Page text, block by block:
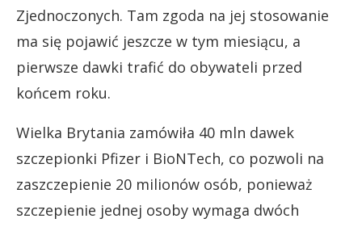
Zjednoczonych. Tam zgoda na jej stosowanie
ma się pojawić jeszcze w tym miesiącu, a
pierwsze dawki trafić do obywateli przed
końcem roku.
Wielka Brytania zamówiła 40 mln dawek
szczepionki Pfizer i BioNTech, co pozwoli na
zaszczepienie 20 milionów osób, ponieważ
szczepienie jednej osoby wymaga dwóch